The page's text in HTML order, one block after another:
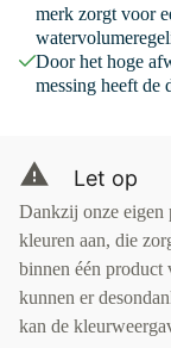
merk zorgt voor
Door het hoge
messing heeft de
Let op
Dankzij onze
kleuren aan, die
binnen één product
kunnen er
kan de